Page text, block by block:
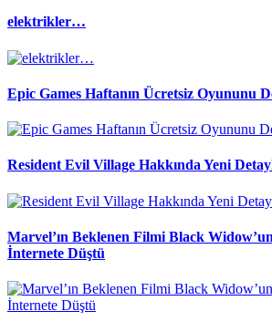
elektrikler…
Epic Games Haftanın Ücretsiz Oyununu
Resident Evil Village Hakkında Yeni
Marvel’ın Beklenen Filmi Black
İnternete Düştü